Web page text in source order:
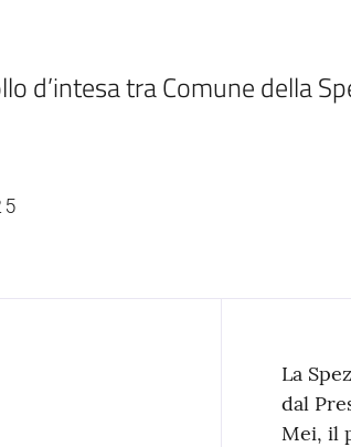
d’intesa tra Comune della
La
dal
Mei, il